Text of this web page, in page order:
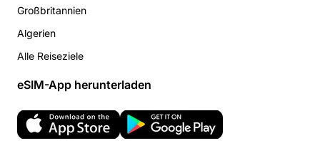
Großbritannien
Algerien
Alle Reiseziele
eSIM-App herunterladen